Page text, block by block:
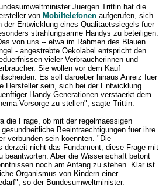
Juergen Trittin hat die
von Mobiltelefonenaufgerufen, sich
der Entwicklung eines Qualitaetssiegels fuer
strahlungsarme Handys zu beteiligen.
von uns -- etwa im Rahmen des Blauen
- angestrebte Oekolabel entspricht den
vieler Verbraucherinnen und
Sie wollen vor dem Kauf
Es soll darueber hinaus Anreiz fuer
Hersteller sein, sich bei der Entwicklung
Handy-Generationen verstaerkt dem
Vorsorge zu stellen", sagte Trittin.
die Frage, ob mit der regelmaessigen
Beeintraechtigungen fuer ihre
verbunden sein koennten. "Die
derzeit nicht das Fundament, diese Frage mit
beantworten. Aber die Wissenschaft betont
noch am Anfang zu stehen. Klar ist
Organismus von Kindern einer
so der Bundesumweltminister.